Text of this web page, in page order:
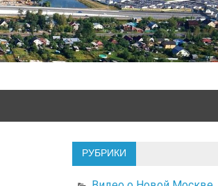
РУБРИКИ